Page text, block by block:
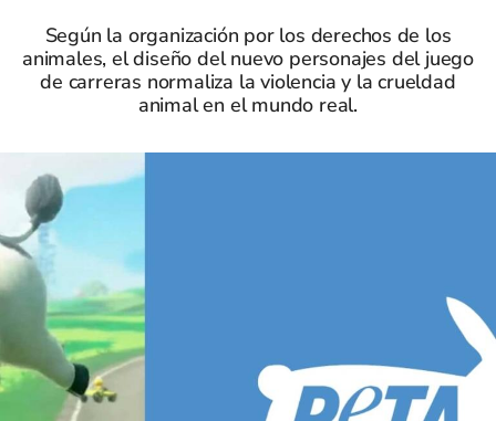
Según la organización por los derechos de los
animales, el diseño del nuevo personajes del juego
de carreras normaliza la violencia y la crueldad
animal en el mundo real.